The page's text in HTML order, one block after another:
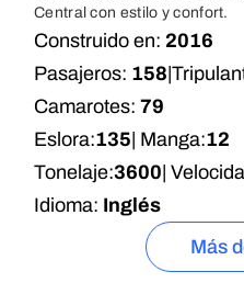
Central con estilo y confort.
Construido en: 2016
Pasajeros: 158
Camarotes: 79
Eslora:135 | Manga:12
Tonelaje:3600 |
Idioma: Inglés
Más